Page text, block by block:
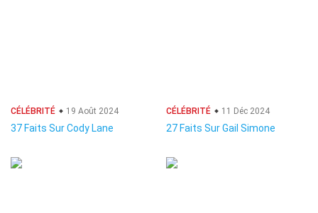
CÉLÉBRITÉ 19 Août 2024
37 Faits Sur Cody Lane
CÉLÉBRITÉ 11 Déc 2024
27 Faits Sur Gail Simone